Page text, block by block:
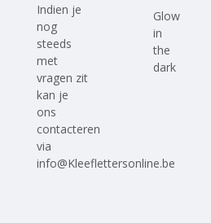
Indien je
nog
steeds
met
vragen zit
kan je
ons
contacteren
via
info@Kleeflettersonline.be
Glow
in
the
dark